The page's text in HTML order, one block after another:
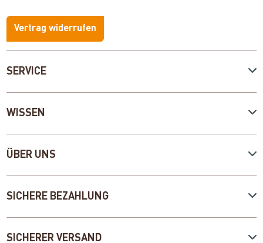
SERVICE
WISSEN
ÜBER UNS
Vertrag widerrufen
SICHERE BEZAHLUNG
SICHERER VERSAND